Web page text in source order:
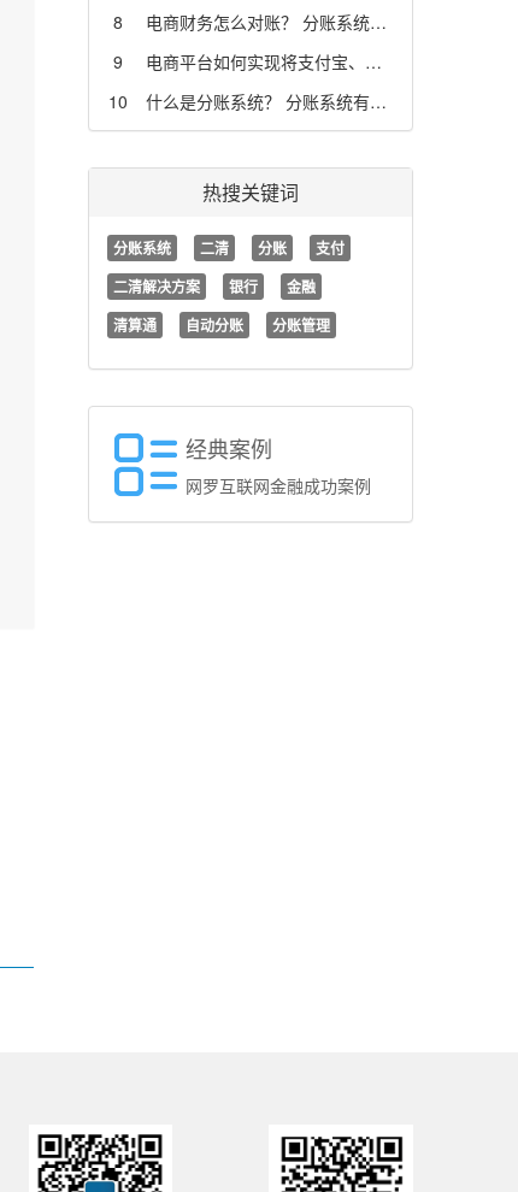
8
电商财务怎么对账？ 分账系统了解一下！
9
电商平台如何实现将支付宝、微信支付货款直接支付给商家，并实现平台抽佣？
10
什么是分账系统？ 分账系统有哪些核心功能？
热搜关键词
分账系统 二清 分账
支付
二清解决方案
银行
金融
清算通
自动分账 分账管理
经典案例
网罗互联网金融成功案例